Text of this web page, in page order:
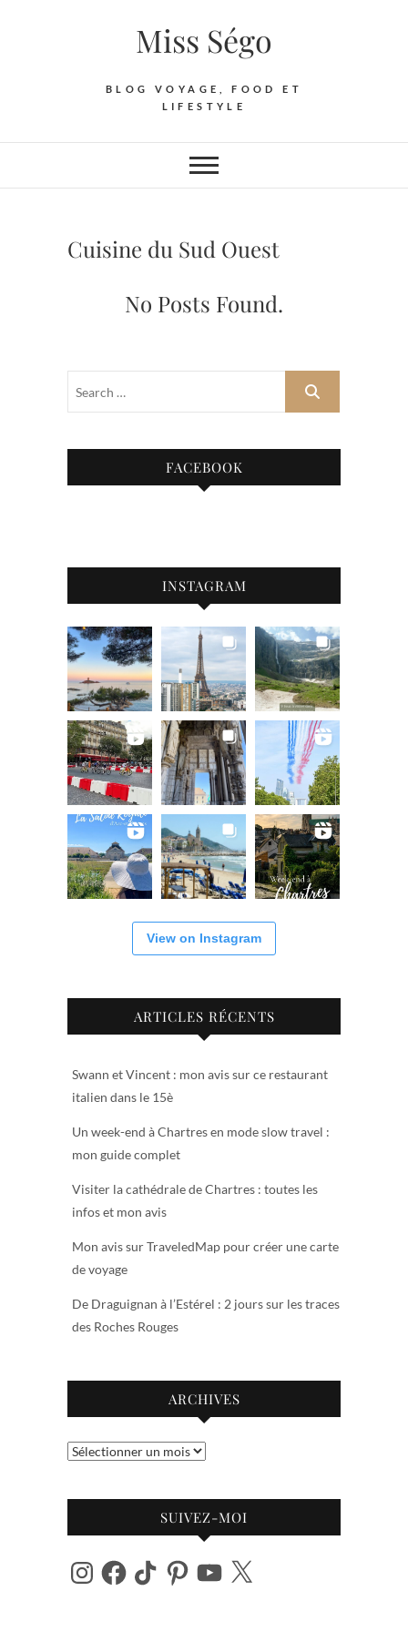
Miss Ségo
BLOG VOYAGE, FOOD ET
LIFESTYLE
Cuisine du Sud Ouest
No Posts Found.
FACEBOOK
INSTAGRAM
View on Instagram
ARTICLES RÉCENTS
Swann et Vincent : mon avis sur ce restaurant
italien dans le 15è
Un week-end à Chartres en mode slow travel :
mon guide complet
Visiter la cathédrale de Chartres : toutes les
infos et mon avis
Mon avis sur TraveledMap pour créer une carte
de voyage
De Draguignan à l’Estérel : 2 jours sur les traces
des Roches Rouges
ARCHIVES
Archives
SUIVEZ-MOI
InstagramFacebook
TikTok PinterestYouTube
X